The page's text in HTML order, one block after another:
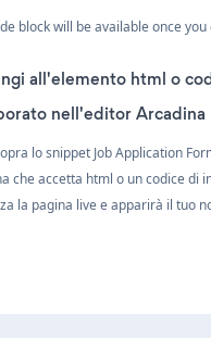
block will be available once
all'elemento html o
nell'editor Arcadina
lo snippet Job Application
che accetta html o un codice di
la pagina live e apparirà il tuo